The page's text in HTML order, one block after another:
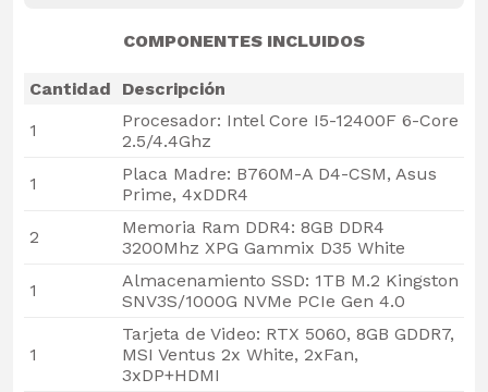
COMPONENTES INCLUIDOS
Cantidad
Descripción
1
Procesador: Intel Core I5-12400F 6-Core
2.5/4.4Ghz
1
Placa Madre: B760M-A D4-CSM, Asus
Prime, 4xDDR4
2
Memoria Ram DDR4: 8GB DDR4
3200Mhz XPG Gammix D35 White
1
Almacenamiento SSD: 1TB M.2 Kingston
SNV3S/1000G NVMe PCIe Gen 4.0
1
Tarjeta de Video: RTX 5060, 8GB GDDR7,
MSI Ventus 2x White, 2xFan,
3xDP+HDMI